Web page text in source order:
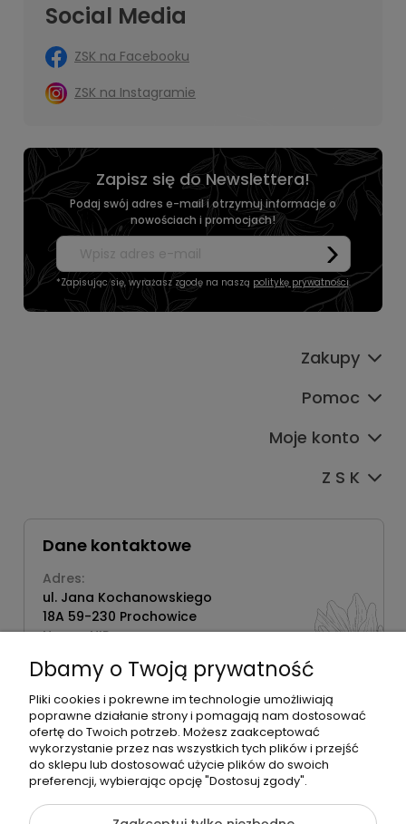
Social Media
ZSK na Facebooku
ZSK na Instagramie
Zapisz się do Newslettera!
Podaj swój adres e-mail i otrzymuj informacje o
nowościach i promocjach!
*Zapisując się, wyrażasz zgodę na naszą politykę prywatności.
Zakupy
Pomoc
Moje konto
Z S K
Dane kontaktowe
Adres:
ul. Jana Kochanowskiego
18A 59-230 Prochowice
Numer NIP:
Telefon:
518358020
©2026 Wszelkie Prawa Zastrzeżone | Zrób Sobie Krem
Szablon Flex byEcommercy
Dbamy o Twoją prywatność
Pliki cookies i pokrewne im technologie umożliwiają
poprawne działanie strony i pomagają nam dostosować
ofertę do Twoich potrzeb. Możesz zaakceptować
wykorzystanie przez nas wszystkich tych plików i przejść
do sklepu lub dostosować użycie plików do swoich
preferencji, wybierając opcję "Dostosuj zgody".